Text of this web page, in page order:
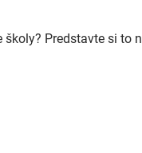
Predstavte si to